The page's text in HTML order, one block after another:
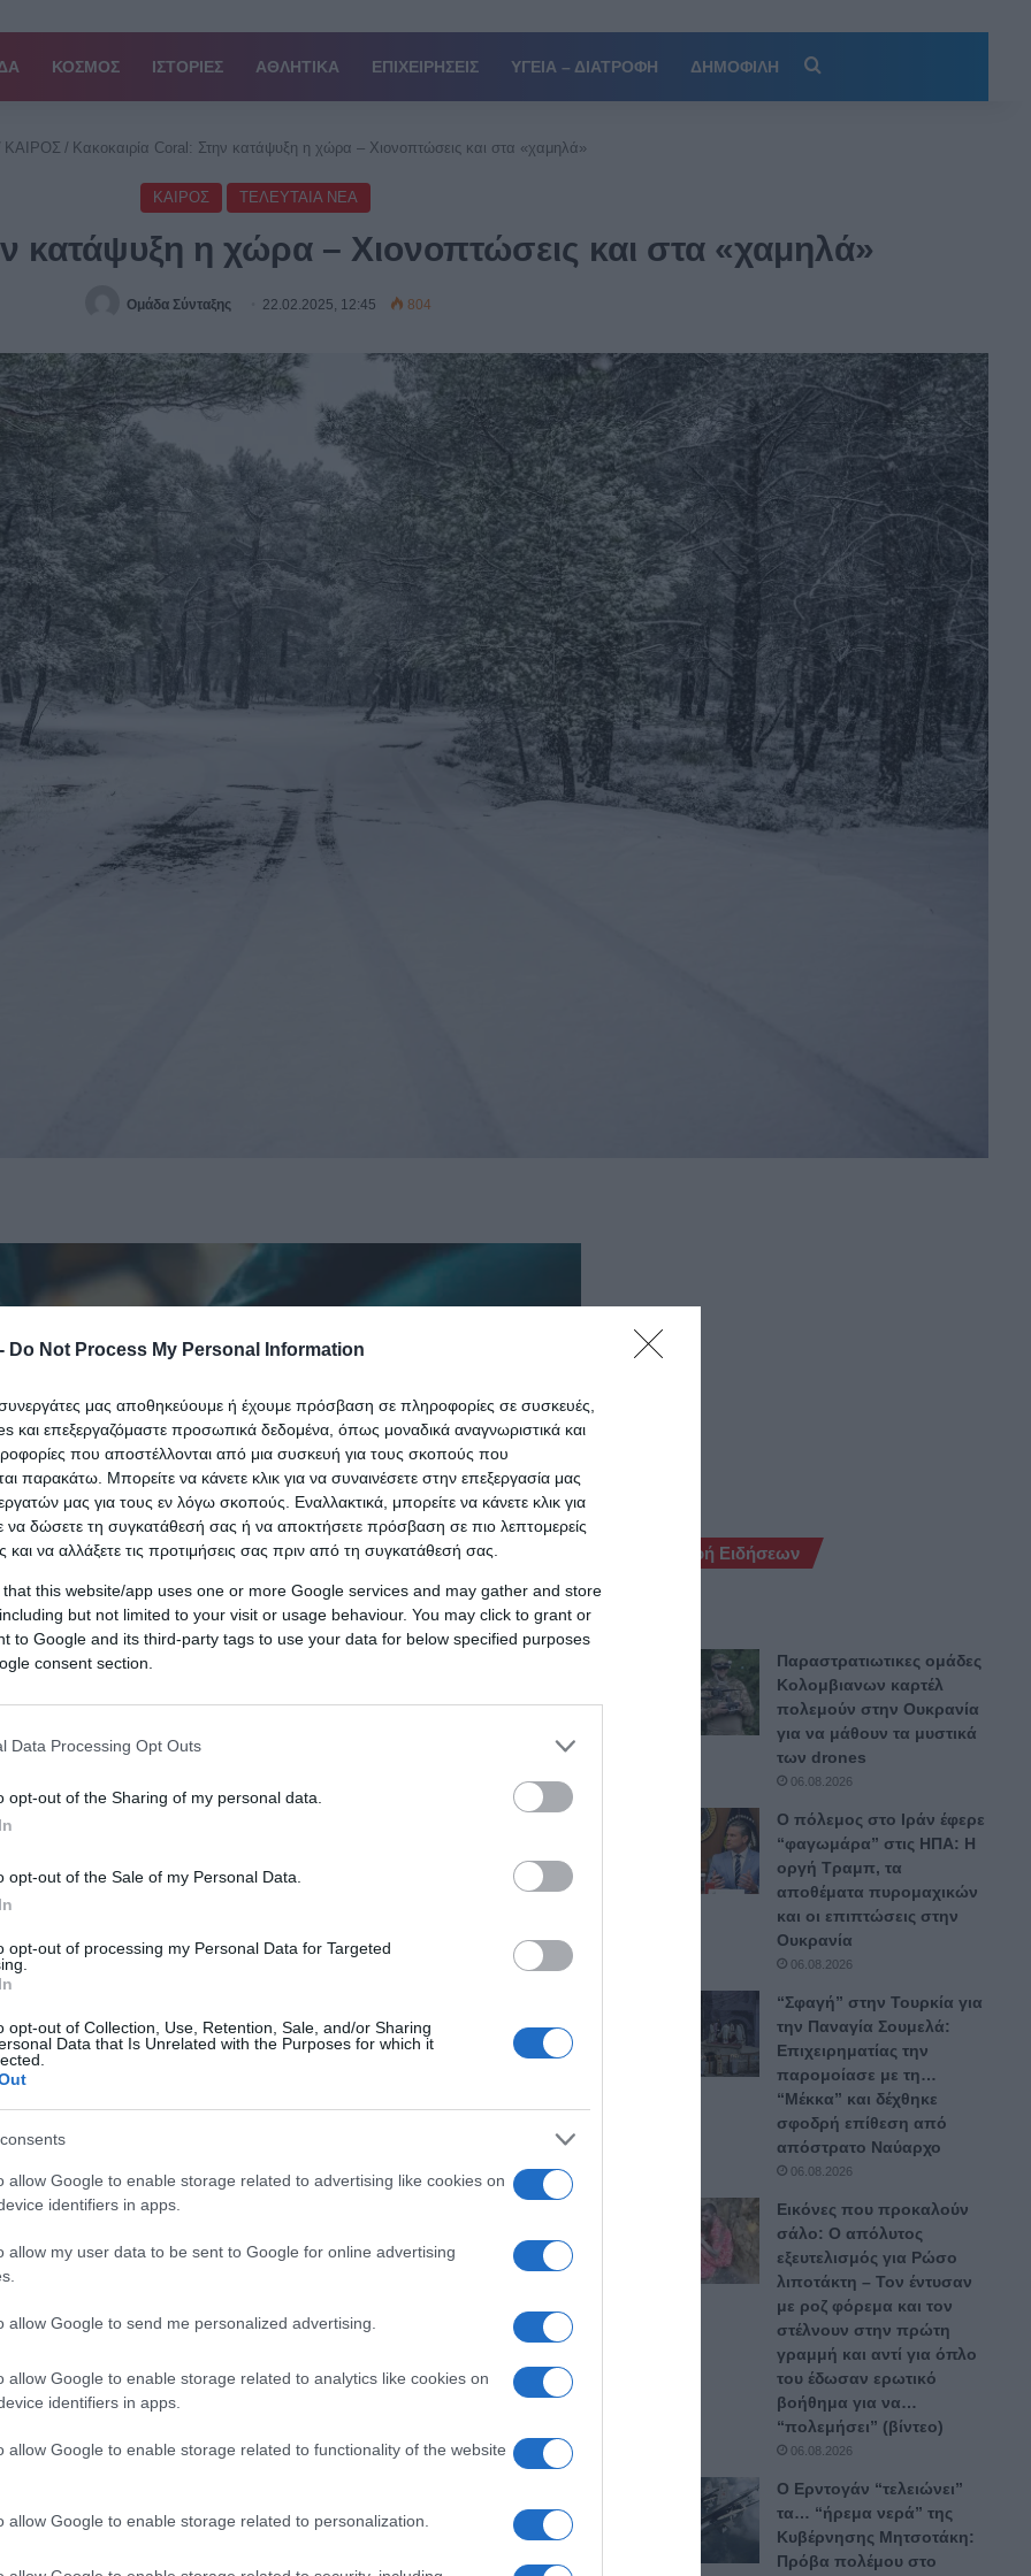
Do Not Process My Personal Information
συνεργάτες μας αποθηκεύουμε ή έχουμε πρόσβαση σε πληροφορίες σε συσκευές,
και επεξεργαζόμαστε προσωπικά δεδομένα, όπως μοναδικά αναγνωριστικά και
που αποστέλλονται από μια συσκευή για τους σκοπούς που
παρακάτω. Μπορείτε να κάνετε κλικ για να συναινέσετε στην επεξεργασία μας
μας για τους εν λόγω σκοπούς. Εναλλακτικά, μπορείτε να κάνετε κλικ για
να δώσετε τη συγκατάθεσή σας ή να αποκτήσετε πρόσβαση σε πιο λεπτομερείς
και να αλλάξετε τις προτιμήσεις σας πριν από τη συγκατάθεσή σας.
that this website/app uses one or more Google services and may gather and store
but not limited to your visit or usage behaviour. You may click to grant or
to Google and its third-party tags to use your data for below specified purposes
consent section.
Data Processing Opt Outs
opt-out of the Sharing of my personal data.
opt-out of the Sale of my Personal Data.
opt-out of processing my Personal Data for Targeted
opt-out of Collection, Use, Retention, Sale, and/or Sharing
Data that Is Unrelated with the Purposes for which it
allow Google to enable storage related to advertising like cookies on
identifiers in apps.
allow my user data to be sent to Google for online advertising
allow Google to send me personalized advertising.
allow Google to enable storage related to analytics like cookies on
identifiers in apps.
allow Google to enable storage related to functionality of the website
allow Google to enable storage related to personalization.
ΚΟΣΜΟΣ ΙΣΤΟΡΙΕΣ ΑΘΛΗΤΙΚΑ ΕΠΙΧΕΙΡΗΣΕΙΣ ΥΓΕΙΑ – ΔΙΑΤΡΟΦΗ ΔΗΜΟΦΙΛΗ
ΚΑΙΡΟΣ / Κακοκαιρία Coral: Στην κατάψυξη η χώρα – Χιονοπτώσεις και στα «χαμηλά»
ΚΑΙΡΟΣ ΤΕΛΕΥΤΑΙΑ ΝΕΑ
κατάψυξη η χώρα – Χιονοπτώσεις και στα «χαμηλά»
Ομάδα Σύνταξης 22.02.2025, 12:45 804
με την πιο κρύα ημέρα του χειμώνα να καταγράφεται
επικρατήσουν σε όλη την επικράτεια, με τον
Αναμένονται χιόνια ακόμα και σε περιοχές με
ονομασίαCoral θα κορυφωθεί τοΣάββατο
του φετινού χειμώνα. Σύμφωνα με τους μετεωρολόγους,
με αυτό τηςΣτοκχόλμης, ενώ στη Βόρεια Ελλάδα ο
.
οΚλέαρχος Μαρουσάκηςπροειδοποίησε ότι ο παγετός θα
τα7-8 μποφόρ, θα επιδεινώσουν την αίσθηση του
σεΒόρεια Αττική, Εύβοια, Κυκλάδες, Κρήτη και
στηνΑττική δεν θα είναι ιδιαίτερα αξιόλογα
Ροή Ειδήσεων
Παραστρατιωτικες ομάδες
Κολομβιανων καρτέλ
πολεμούν στην Ουκρανία
για να μάθουν τα μυστικά
των drones
06.08.2026
Ο πόλεμος στο Ιράν έφερε
“φαγωμάρα” στις ΗΠΑ: Η
οργή Τραμπ, τα
αποθέματα πυρομαχικών
και οι επιπτώσεις στην
Ουκρανία
06.08.2026
“Σφαγή” στην Τουρκία για
την Παναγία Σουμελά:
Επιχειρηματίας την
παρομοίασε με τη…
“Μέκκα” και δέχθηκε
σφοδρή επίθεση από
απόστρατο Ναύαρχο
06.08.2026
Εικόνες που προκαλούν
σάλο: Ο απόλυτος
εξευτελισμός για Ρώσo
λιποτάκτη – Τον έντυσαν
με ροζ φόρεμα και τον
στέλνουν στην πρώτη
γραμμή και αντί για όπλο
του έδωσαν ερωτικό
βοήθημα για να…
“πολεμήσει” (βίντεο)
06.08.2026
Ο Ερντογάν “τελειώνει”
τα… “ήρεμα νερά” της
Κυβέρνησης Μητσοτάκη:
Πρόβα πολέμου στο